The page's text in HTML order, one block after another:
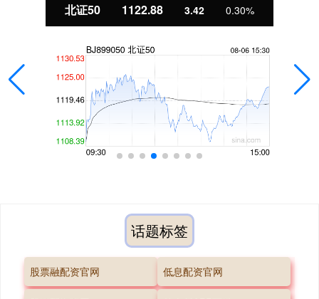
北证50 1122.88 3.42 0.30%
话题标签
股票融配资官网 低息配资官网